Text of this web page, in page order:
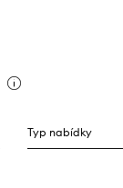
Typ nabídky